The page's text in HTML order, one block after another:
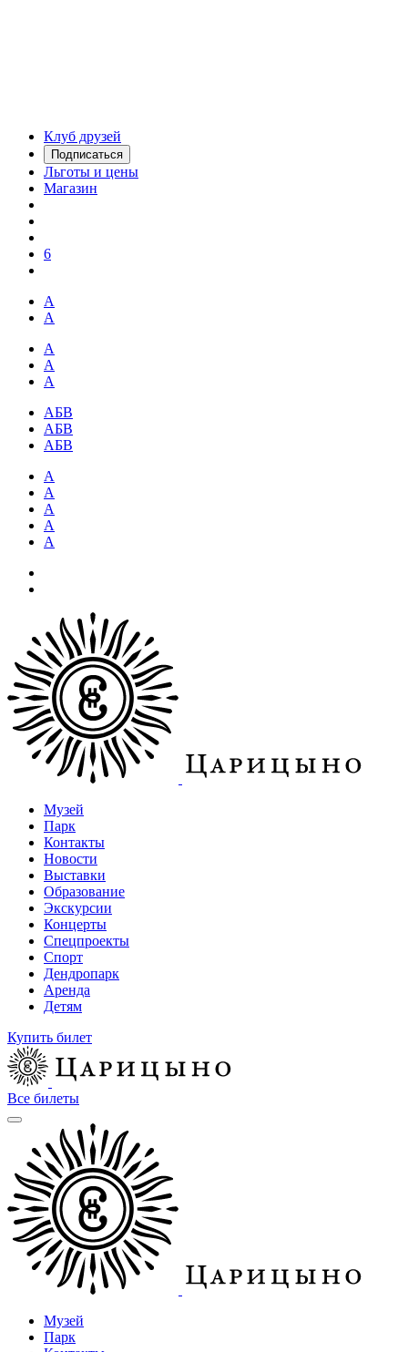
Клуб друзей
Подписаться
Льготы и цены
Магазин
6
А
А
А
А
А
АБВ
АБВ
АБВ
А
А
А
А
А
Музей
Парк
Контакты
Новости
Выставки
Образование
Экскурсии
Концерты
Спецпроекты
Спорт
Дендропарк
Аренда
Детям
Купить билет
Все билеты
Музей
Парк